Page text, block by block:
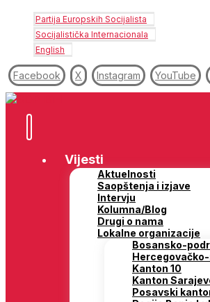
Partija Europskih Socijalista
Socijalistička Internacionala
English
Facebook X Instagram YouTube
Vijesti
Aktuelnosti
Saopštenja i izjave
Intervju
Kolumna/Blog
Drugi o nama
Lokalne organizacije
Bosansko-
Kanton 10
Kanton
Posavski